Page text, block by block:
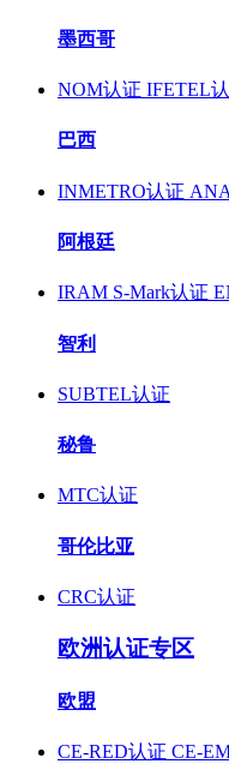
墨西哥
NOM认证 IFETEL
巴西
INMETRO认证
阿根廷
IRAM S-Mark认证
智利
SUBTEL认证
秘鲁
MTC认证
哥伦比亚
CRC认证
欧洲认证专区
欧盟
CE-RED认证 CE-